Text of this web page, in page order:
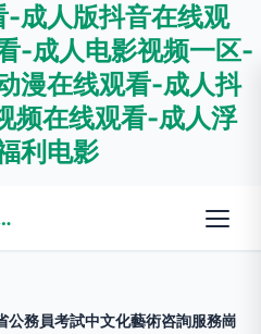
-成人版抖音在线观
-成人电影视频一区-
漫在线观看-成人抖
频在线观看-成人浮
利电影
播有限公司
公務員考試中文化藝術咨詢服務崗